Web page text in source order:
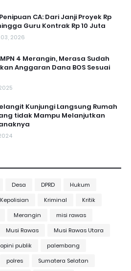
CA: Dari Janji Proyek Rp
Guru Kontrak Rp 10 Juta
2026
4 Merangin, Merasa Sudah
Anggaran Dana BOS Sesuai
Kunjungi Langsung Rumah
tidak Mampu Melanjutkan
Desa DPRD
Hukum
Kepolisian Kriminal
Kritik
Merangin
misi rawas
Musi Rawas
Musi Rawas Utara
opini publik
palembang
polres
Sumatera Selatan